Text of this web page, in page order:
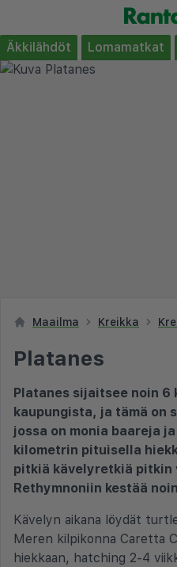
Äkkilähdöt Lomamatkat
Maailma Kreikka
Platanes
Platanes sijaitsee noin 6
kaupungista, ja tämä on
jossa on monia baareja
kilometrin pituisella
pitkiä kävelyretkiä pitkin
Rethymnoniin kestää
Kävelyn aikana löydät
Meren kilpikonna Caretta
hiekkaan, hatching 2-4